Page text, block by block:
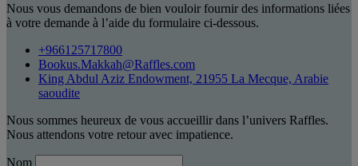
Nous vous demandons de bien vouloir fournir des informations liées
à votre demande à l’aide du formulaire ci-dessous.
+966125717800
Bookus.Makkah@Raffles.com
King Abdul Aziz Endowment, 21955 La Mecque, Arabie
saoudite
Nous sommes heureux de vous accueillir dans l’univers Raffles.
Nous attendons votre retour avec impatience.
Nom